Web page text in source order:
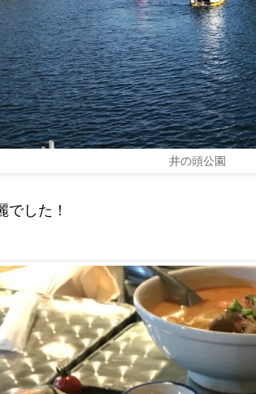
井の頭公園
でした！